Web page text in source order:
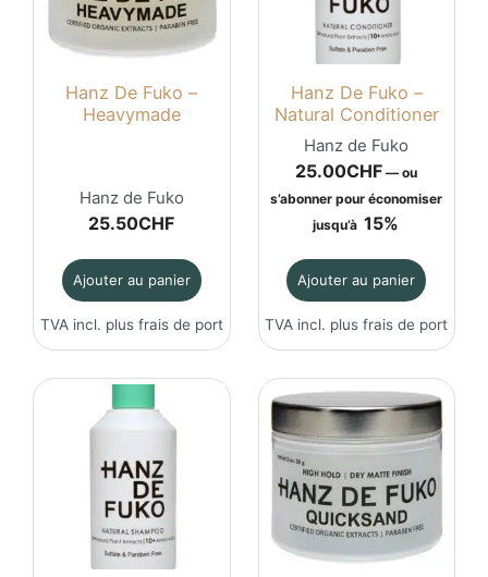
Hanz De Fuko –
Heavymade
Hanz de Fuko
25.50CHF
Ajouter au panier
TVA incl. plus frais de port
Hanz De Fuko –
Natural Conditioner
Hanz de Fuko
25.00CHF — ou
s’abonner pour économiser
jusqu’à 15%
Ajouter au panier
TVA incl. plusfrais de port